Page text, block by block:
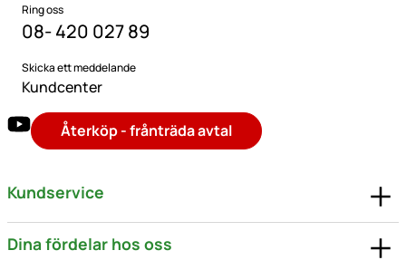
Ring oss
08- 420 027 89
Skicka ett meddelande
Kundcenter
Återköp - frånträda avtal
Kundservice
Dina fördelar hos oss